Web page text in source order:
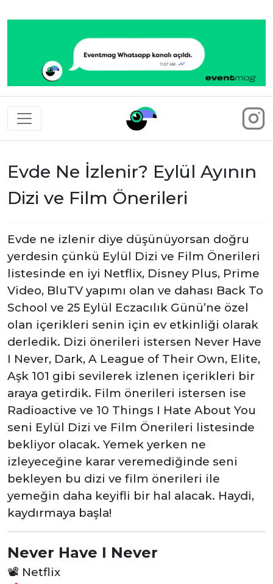
Eventmag
Evde Ne İzlenir? Eylül Ayının
Dizi ve Film Önerileri
Evde ne izlenir diye düşünüyorsan doğru
yerdesin çünkü Eylül Dizi ve Film Önerileri
listesinde en iyi Netflix, Disney Plus, Prime
Video, BluTV yapımı olan ve dahası Back To
School ve 25 Eylül Eczacılık Günü’ne özel
olan içerikleri senin için ev etkinliği olarak
derledik. Dizi önerileri istersen Never Have
I Never, Dark, A League of Their Own, Elite,
Aşk 101 gibi sevilerek izlenen içerikleri bir
araya getirdik. Film önerileri istersen ise
Radioactive ve 10 Things I Hate About You
seni Eylül Dizi ve Film Önerileri listesinde
bekliyor olacak. Yemek yerken ne
izleyeceğine karar veremediğinde seni
bekleyen bu dizi ve film önerileri ile
yemeğin daha keyifli bir hal alacak. Haydi,
kaydırmaya başla!
Never Have I Never
📽 Netflix